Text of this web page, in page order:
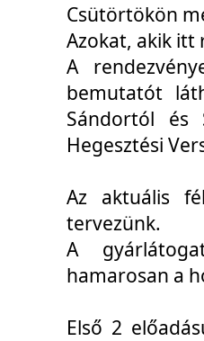
Csütörtökön
Azokat, akik itt
A
bemutatót
Sándortól és
Hegesztési
Az aktuális
tervezünk.
A
hamarosan a
Első 2